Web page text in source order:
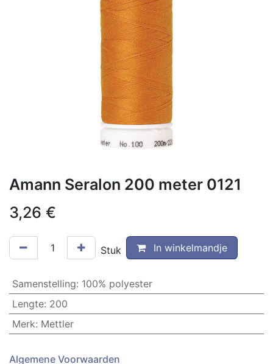
Amann Seralon 200 meter 0121
3,26 €
Stuk In winkelmandje
Samenstelling: 100% polyester
Lengte: 200
Merk: Mettler
Algemene Voorwaarden